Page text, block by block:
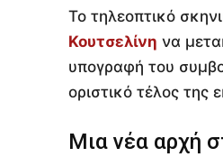
Το τηλεοπτικό
Κουτσελίνη να
υπογραφή του
οριστικό τέλος της
Μια νέα αρχή